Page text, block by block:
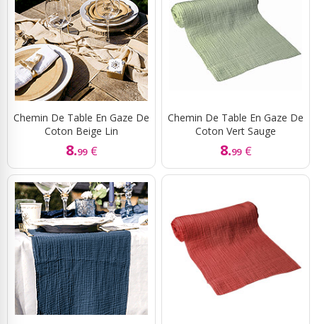
Chemin De Table En Gaze De
Coton Beige Lin
8.99 €
Chemin De Table En Gaze De
Coton Vert Sauge
8.99 €